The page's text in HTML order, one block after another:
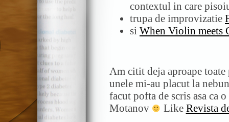
contextul in care
trupa de improvizatie
si When Violin meets
Am citit deja aproape
unele mi-au placut la
facut pofta de scris asa ca
Motanov
Like Revista